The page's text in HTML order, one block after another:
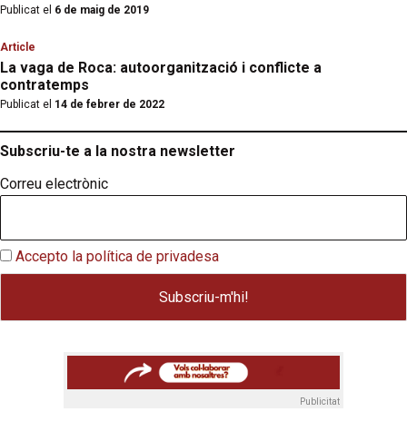
Publicat el 6 de maig de 2019
Article
La vaga de Roca: autoorganització i conflicte a
contratemps
Publicat el 14 de febrer de 2022
Subscriu-te a la nostra newsletter
Correu electrònic
Accepto la política de privadesa
Publicitat